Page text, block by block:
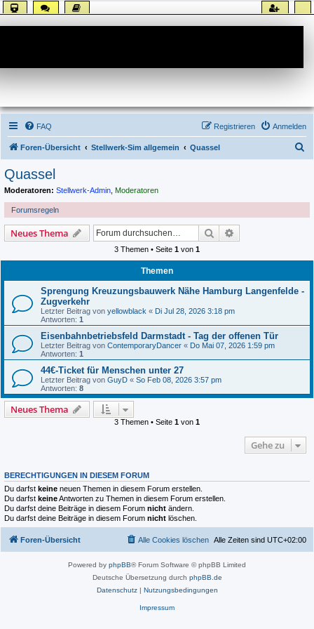
FAQ Anmelden
Registrieren
Foren-Übersicht Stellwerk-Sim allgemein Quassel
Quassel
Moderatoren: Stellwerk-Admin Moderatoren
Forumsregeln
Neues Thema Suche
3 Themen • Seite 1 von 1
Themen
Sprengung Kreuzungsbauwerk Nähe Hamburg Langenfelde -
Zugverkehr
Letzter Beitrag von yellowblack « Di Jul 28, 2026 3:18 pm
Antworten: 1
Eisenbahnbetriebsfeld Darmstadt - Tag der offenen Tür
Letzter Beitrag von ContemporaryDancer « Do Mai 07, 2026 1:59 pm
Antworten: 1
44€-Ticket für Menschen unter 27
Letzter Beitrag von GuyD « So Feb 08, 2026 3:57 pm
Antworten: 8
Neues Thema
3 Themen • Seite 1 von 1
Gehe zu
BERECHTIGUNGEN IN DIESEM FORUM
Du darfst keine neuen Themen in diesem Forum erstellen.
Du darfst keineAntworten zu Themen in diesem Forum erstellen.
Du darfst deine Beiträge in diesem Forum nicht ändern.
Du darfst deine Beiträge in diesem Forum nicht löschen.
Foren-Übersicht Alle Zeiten sind UTC+02:00
Alle Cookies löschen
Powered by phpBB® Forum Software © phpBB Limited
Deutsche Übersetzung durch phpBB.de
Datenschutz| Nutzungsbedingungen
Impressum